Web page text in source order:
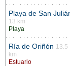
Playa de San
13 km
Playa
Ría de Oriñón 13.5
km
Estuario